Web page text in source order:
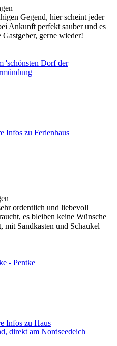
Gegend, hier scheint jeder
Ankunft perfekt sauber und es
gerne wieder!
'schönsten Dorf der
Infos zu Ferienhaus
ordentlich und liebevoll
es bleiben keine Wünsche
mit Sandkasten und Schaukel
- Pentke
Infos zu Haus
direkt am Nordseedeich